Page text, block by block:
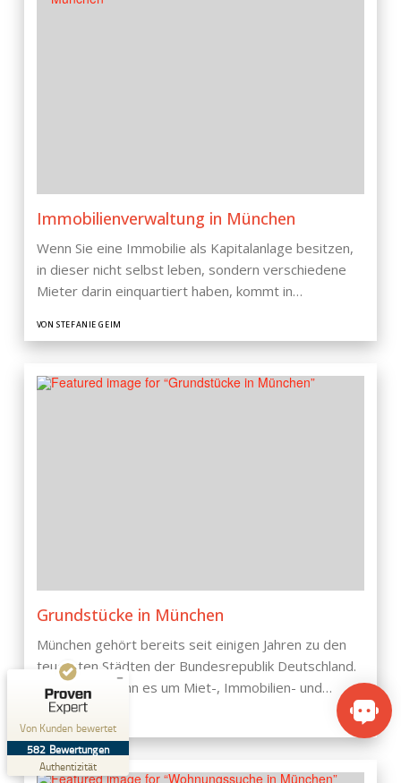
Immobilienverwaltung in München
Wenn Sie eine Immobilie als Kapitalanlage besitzen,
in dieser nicht selbst leben, sondern verschiedene
Mieter darin einquartiert haben, kommt in…
VON STEFANIE GEIM
Grundstücke in München
München gehört bereits seit einigen Jahren zu den
teuersten Städten der Bundesrepublik Deutschland.
Zumindest wenn es um Miet-, Immobilien- und…
Von Kunden bewertet
582 Bewertungen
Authentizität
100
%
ProvenExpert.com
4,74
/
5,00
9
Bewertungen auf
ProvenExpert.com
573
Bewertungen von
anderen Quellen
Blick aufs ProvenExpert-Profil werfen